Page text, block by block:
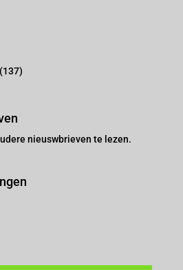
nieuswbrieven te lezen.